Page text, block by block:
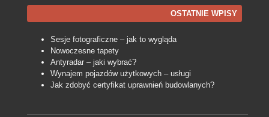
OSTATNIE WPISY
Sesje fotograficzne – jak to wygląda
Nowoczesne tapety
Antyradar – jaki wybrać?
Wynajem pojazdów użytkowych – usługi
Jak zdobyć certyfikat uprawnień budowlanych?